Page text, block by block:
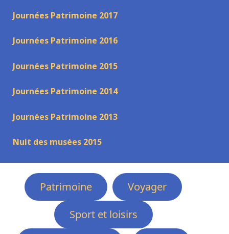
Journées Patrimoine 2017
Journées Patrimoine 2016
Journées Patrimoine 2015
Journées Patrimoine 2014
Journées Patrimoine 2013
Nuit des musées 2015
Patrimoine
Voyager
Sport et loisirs